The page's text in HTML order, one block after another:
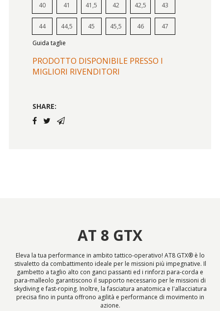
40 41 41,5 42 42,5 43
44 44,5 45 45,5 46 47
Guida taglie
PRODOTTO DISPONIBILE PRESSO I
MIGLIORI RIVENDITORI
SHARE:
AT 8 GTX
Eleva la tua performance in ambito tattico-operativo! AT8 GTX® è lo
stivaletto da combattimento ideale per le missioni più impegnative. Il
gambetto a taglio alto con ganci passanti ed i rinforzi para-corda e
para-malleolo garantiscono il supporto necessario per le missioni di
skydiving e fast-roping. Inoltre, la fasciatura anatomica e I'allacciatura
precisa fino in punta offrono agilità e performance di movimento in
azione.